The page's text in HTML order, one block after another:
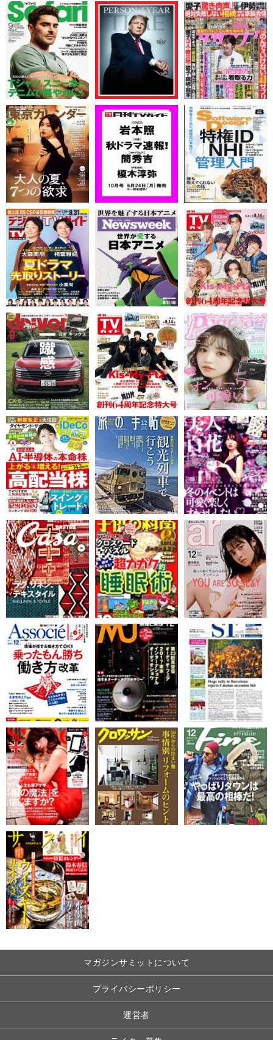
マガジンサミットについて
プライバシーポリシー
運営者